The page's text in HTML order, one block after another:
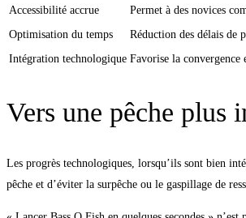
Accessibilité accrue
Permet à des novices
Optimisation du temps
Réduction des délais de
Intégration technologique Favorise la
Vers une pêche plus
Les progrès technologiques, lorsqu’ils sont bien
pêche et d’éviter la surpêche ou le gaspillage de